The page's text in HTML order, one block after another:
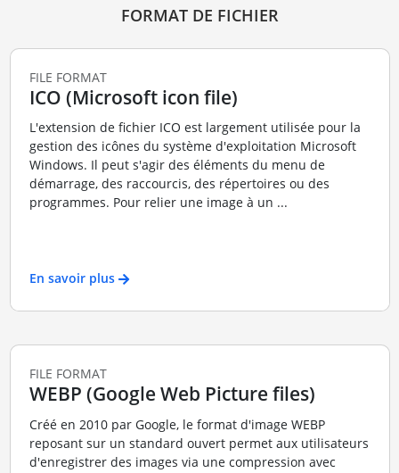
FORMAT DE FICHIER
FILE FORMAT
ICO (Microsoft icon file)
L'extension de fichier ICO est largement utilisée pour la
gestion des icônes du système d'exploitation Microsoft
Windows. Il peut s'agir des éléments du menu de
démarrage, des raccourcis, des répertoires ou des
programmes. Pour relier une image à un ...
En savoir plus
FILE FORMAT
WEBP (Google Web Picture files)
Créé en 2010 par Google, le format d'image WEBP
reposant sur un standard ouvert permet aux utilisateurs
d'enregistrer des images via une compression avec